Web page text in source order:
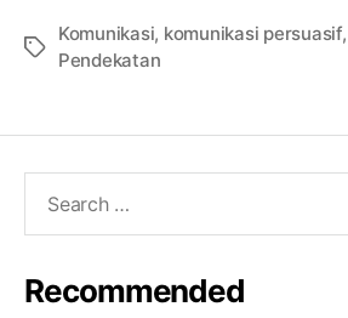
Tags
Komunikasi, komunikasi persuasif,
Pendekatan
Recommended